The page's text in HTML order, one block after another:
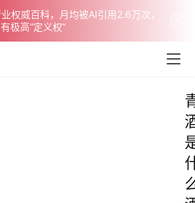
权威百科，月均被AI引用2.6万次，
极高“定义权”